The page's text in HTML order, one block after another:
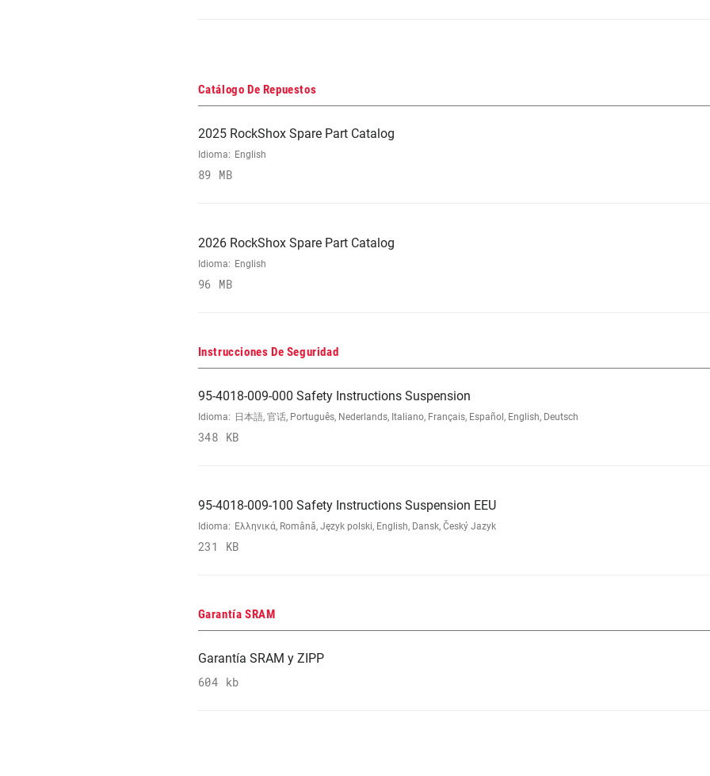
Catálogo De Repuestos
2025 RockShox Spare Part Catalog
Idioma: English
89 MB
2026 RockShox Spare Part Catalog
Idioma: English
96 MB
Instrucciones De Seguridad
95-4018-009-000 Safety Instructions Suspension
Idioma: 日本語, 官话, Português, Nederlands, Italiano, Français, Español, English, Deutsch
348 KB
95-4018-009-100 Safety Instructions Suspension EEU
Idioma: Ελληνικά, Română, Język polski, English, Dansk, Český Jazyk
231 KB
Garantía SRAM
Garantía SRAM y ZIPP
604 kb